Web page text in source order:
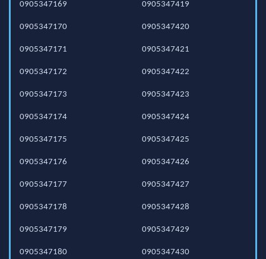
0905347169
0905347170
0905347171
0905347172
0905347173
0905347174
0905347175
0905347176
0905347177
0905347178
0905347179
0905347180
0905347419
0905347420
0905347421
0905347422
0905347423
0905347424
0905347425
0905347426
0905347427
0905347428
0905347429
0905347430